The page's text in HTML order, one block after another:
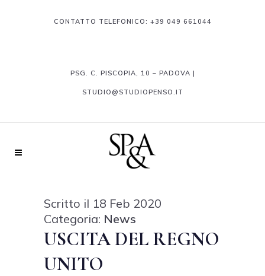
CONTATTO TELEFONICO: +39 049 661044
PSG. C. PISCOPIA, 10 – PADOVA |
STUDIO@STUDIOPENSO.IT
Scritto il 18 Feb 2020
Categoria: News
USCITA DEL REGNO
UNITO